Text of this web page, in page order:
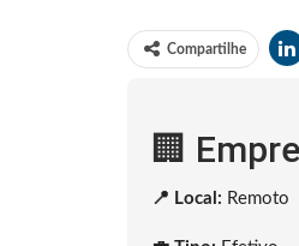
Compartilhe
🏢
📍 Local: Remoto